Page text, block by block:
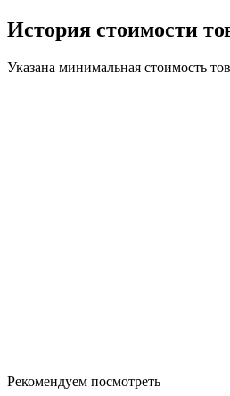
История стоимости
Указана минимальная стоимость
Рекомендуем посмотреть